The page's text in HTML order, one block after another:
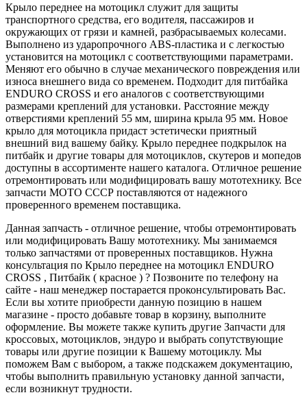
Крыло переднее на мотоцикл служит для защиты
транспортного средства, его водителя, пассажиров и
окружающих от грязи и камней, разбрасываемых колесами.
Выполнено из ударопрочного ABS-пластика и с легкостью
установится на мотоцикл с соответствующими параметрами.
Меняют его обычно в случае механического повреждения или
износа внешнего вида со временем. Подходит для питбайка
ENDURO CROSS и его аналогов с соответствующими
размерами креплений для установки. Расстояние между
отверстиями креплений 55 мм, ширина крыла 95 мм. Новое
крыло для мотоцикла придаст эстетически приятный
внешний вид вашему байку. Крыло переднее подкрылок на
питбайк и другие товары для мотоциклов, скутеров и мопедов
доступны в ассортименте нашего каталога. Отличное решение
отремонтировать или модифицировать вашу мототехнику. Все
запчасти МОТО СССР поставляются от надежного
проверенного временем поставщика.
Данная запчасть - отличное решение, чтобы отремонтировать
или модифицировать Вашу мототехнику. Мы занимаемся
только запчастями от проверенных поставщиков. Нужна
консультация по Крыло переднее на мотоцикл ENDURO
CROSS , Питбайк ( красное ) ? Позвоните по телефону на
сайте - наш менеджер постарается проконсультировать Вас.
Если вы хотите приобрести данную позицию в нашем
магазине - просто добавьте товар в корзину, выполните
оформление. Вы можете также купить другие Запчасти для
кроссовых, мотоциклов, эндуро и выбрать сопутствующие
товары или другие позиции к Вашему мотоциклу. Мы
поможем Вам с выбором, а также подскажем документацию,
чтобы выполнить правильную установку данной запчасти,
если возникнут трудности.